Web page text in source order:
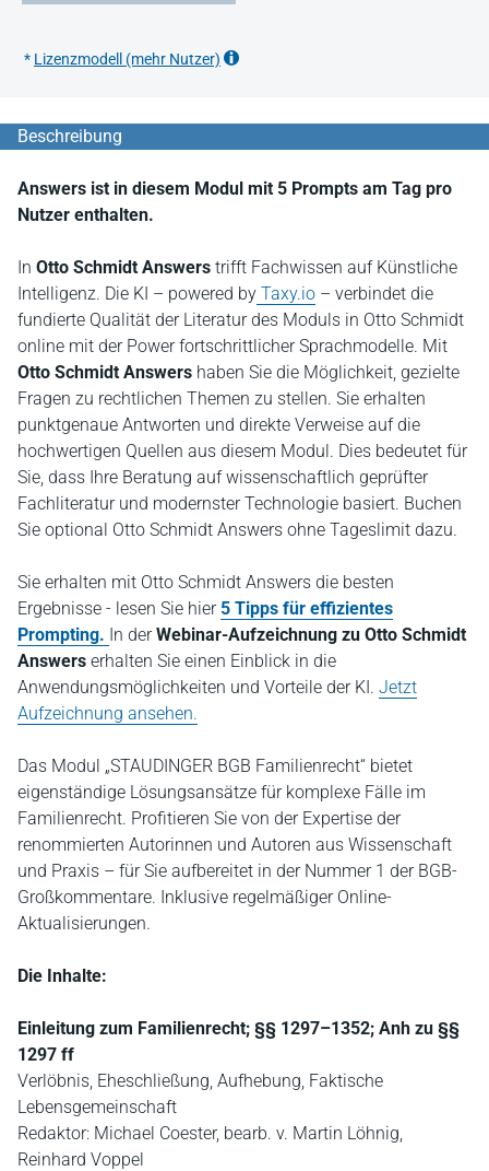
* Lizenzmodell (mehr Nutzer)
Beschreibung
Answers ist in diesem Modul mit 5 Prompts am Tag pro
Nutzer enthalten.
In Otto Schmidt Answers trifft Fachwissen auf Künstliche
Intelligenz. Die KI – powered by Taxy.io – verbindet die
fundierte Qualität der Literatur des Moduls in Otto Schmidt
online mit der Power fortschrittlicher Sprachmodelle. Mit
Otto Schmidt Answers haben Sie die Möglichkeit, gezielte
Fragen zu rechtlichen Themen zu stellen. Sie erhalten
punktgenaue Antworten und direkte Verweise auf die
hochwertigen Quellen aus diesem Modul. Dies bedeutet für
Sie, dass Ihre Beratung auf wissenschaftlich geprüfter
Fachliteratur und modernster Technologie basiert. Buchen
Sie optional Otto Schmidt Answers ohne Tageslimit dazu.
Sie erhalten mit Otto Schmidt Answers die besten
Ergebnisse - lesen Sie hier 5 Tipps für effizientes
Prompting. In derWebinar-Aufzeichnung zu Otto Schmidt
Answers erhalten Sie einen Einblick in die
Anwendungsmöglichkeiten und Vorteile der KI. Jetzt
Aufzeichnung ansehen.
Das Modul „STAUDINGER BGB Familienrecht“ bietet
eigenständige Lösungsansätze für komplexe Fälle im
Familienrecht. Profitieren Sie von der Expertise der
renommierten Autorinnen und Autoren aus Wissenschaft
und Praxis – für Sie aufbereitet in der Nummer 1 der BGB-
Großkommentare. Inklusive regelmäßiger Online-
Aktualisierungen.
Die Inhalte:
Einleitung zum Familienrecht; §§ 1297–1352; Anh zu §§
1297 ff
Verlöbnis, Eheschließung, Aufhebung, Faktische
Lebensgemeinschaft
Redaktor: Michael Coester, bearb. v. Martin Löhnig,
Reinhard Voppel